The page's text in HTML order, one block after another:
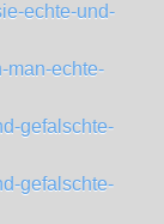
echte-und-
man-echte-
gefalschte-
gefalschte-